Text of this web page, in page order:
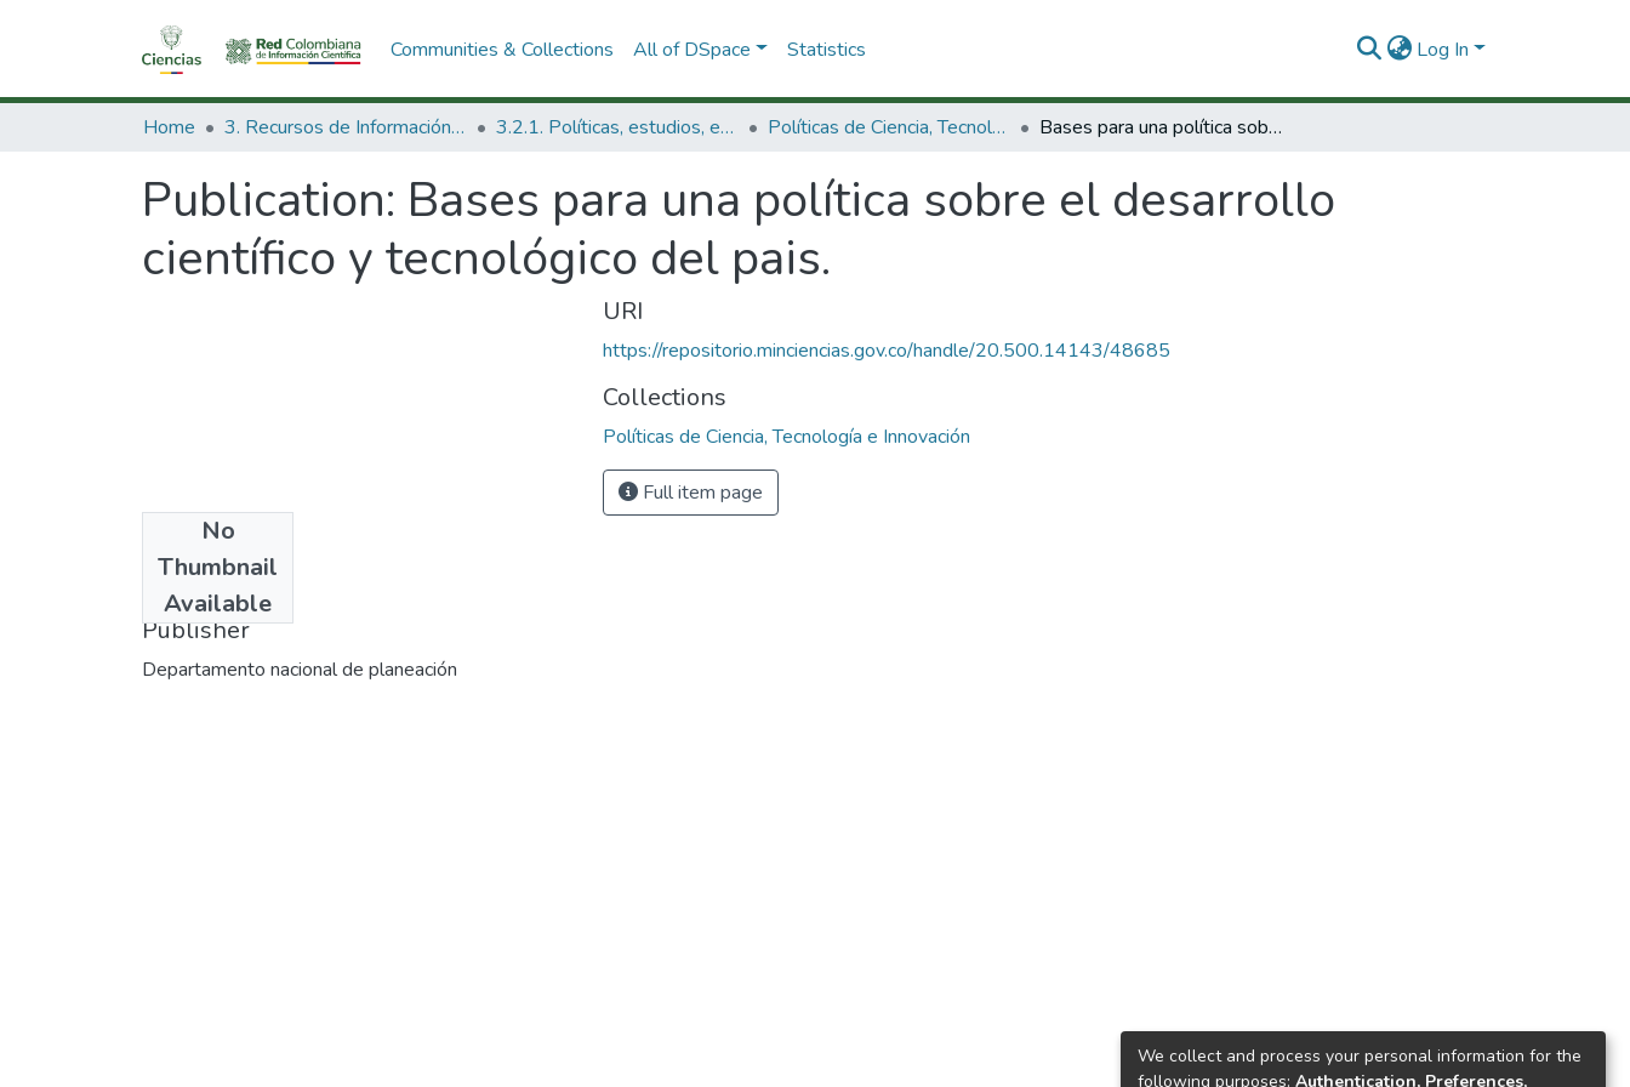
Communities & Collections All of DSpace Statistics Log In
Home 3. Recursos de Información Científica y Tecnológica 3.2.1. Políticas, estudios, evaluaciones e indicadores de CTeI Políticas de Ciencia, Tecnología e Innovación Bases para una política sobre el desarrollo científico y tecnológico del pais.
Publication: Bases para una política sobre el desarrollo
científico y tecnológico del pais.
No
Thumbnail
Available
1972
Publisher
Departamento nacional de planeación
URI
https://repositorio.minciencias.gov.co/handle/20.500.14143/48685
Collections
Políticas de Ciencia, Tecnología e Innovación
Full item page
We collect and process your personal information for the
following purposes: Authentication, Preferences,